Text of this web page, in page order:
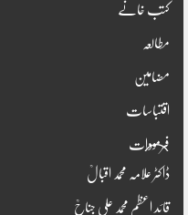
کتب خانے
مطالعہ
مضامین
اقتباسات
فرمودات
ڈاکٹر علامہ محمد اقبالؒ
قائد اعظم محمد علی جناحؒ